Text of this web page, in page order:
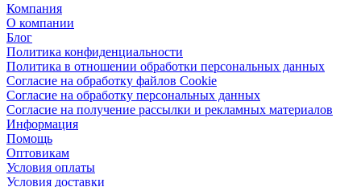
Компания
О компании
Блог
Политика конфиденциальности
Политика в отношении обработки персональных данных
Согласие на обработку файлов Cookie
Согласие на обработку персональных данных
Согласие на получение рассылки и рекламных материалов
Информация
Помощь
Оптовикам
Условия оплаты
Условия доставки